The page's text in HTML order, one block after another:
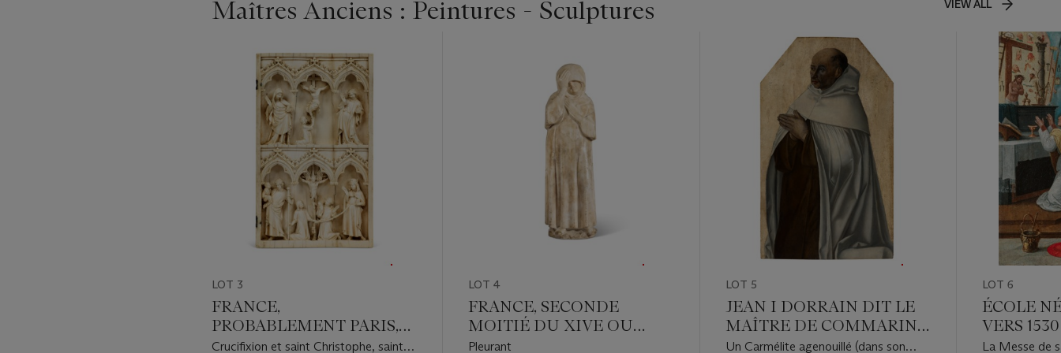
Maîtres Anciens : Peintures - Sculptures VIEW ALL
LOT 3
FRANCE,
PROBABLEMENT PARIS,
XIVE SIÈCLE
Crucifixion et saint Christophe, saint
LOT 4
FRANCE, SECONDE
MOITIÉ DU XIVE OU
DÉBUT DU XVE SIÈCLE
Pleurant
LOT 5
JEAN I DORRAIN DIT LE
MAÎTRE DE COMMARIN
(ACTIF À DIJON ENTRE LE
Un Carmélite agenouillé (dans son
LOT 6
ÉCOLE
VERS 1530
La Messe de